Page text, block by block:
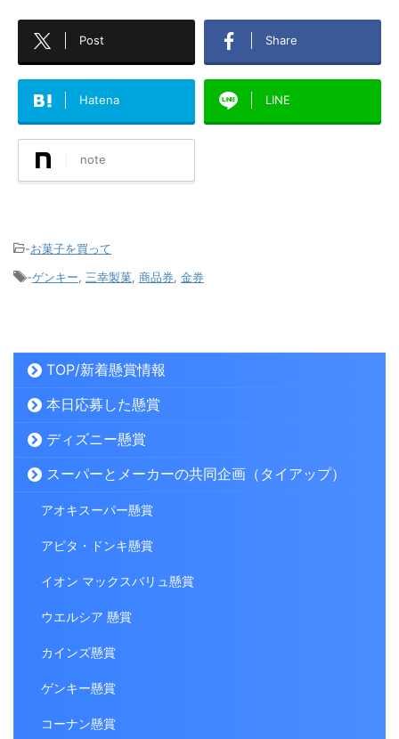
Post Share
Hatena LINE
note
-お菓子を買って
-ゲンキー 三幸製菓 商品券 金券
TOP/新着懸賞情報
本日応募した懸賞
ディズニー懸賞
スーパーとメーカーの共同企画（タイアップ）
アオキスーパー懸賞
アピタ・ドンキ懸賞
イオン マックスバリュ懸賞
ウエルシア 懸賞
カインズ懸賞
ゲンキー懸賞
コーナン懸賞